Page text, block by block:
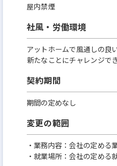
屋内禁煙
社風・労働環境
アットホームで風通しの良
新たなことにチャレンジで
契約期間
期間の定めなし
変更の範囲
・業務内容：会社の定める
・就業場所：会社の定める